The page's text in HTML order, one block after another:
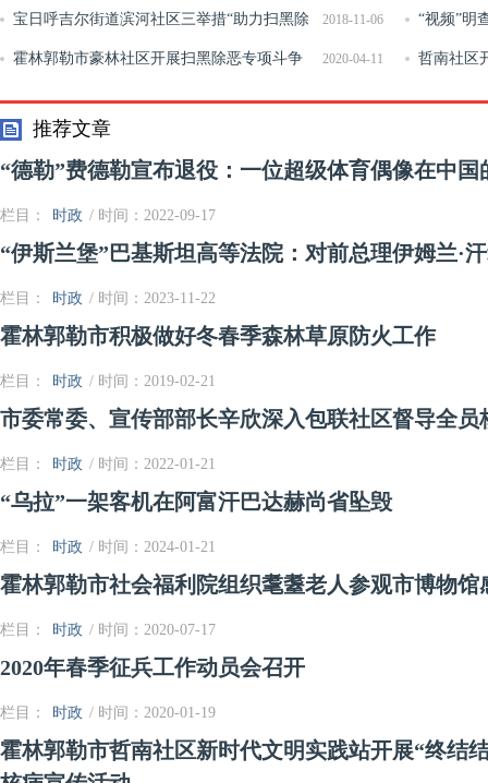
联铝材调研
2018-11-06
宝日呼吉尔街道滨河社区三举措“助力扫黑除
恶 共创平安社区”
“视频”明
者”？实为
2020-04-11
霍林郭勒市豪林社区开展扫黑除恶专项斗争
线索摸排及宣传活动
哲南社区
活动
推荐文章
“德勒”费德勒宣布退役：一位超级体育偶像在中国
栏目： 时政 / 时间：2022-09-17
“伊斯兰堡”巴基斯坦高等法院：对前总理伊姆兰·
栏目： 时政 / 时间：2023-11-22
霍林郭勒市积极做好冬春季森林草原防火工作
栏目： 时政 / 时间：2019-02-21
市委常委、宣传部部长辛欣深入包联社区督导全员
栏目： 时政 / 时间：2022-01-21
“乌拉”一架客机在阿富汗巴达赫尚省坠毁
栏目： 时政 / 时间：2024-01-21
霍林郭勒市社会福利院组织耄耋老人参观市博物馆
栏目： 时政 / 时间：2020-07-17
2020年春季征兵工作动员会召开
栏目： 时政 / 时间：2020-01-19
霍林郭勒市哲南社区新时代文明实践站开展“终结